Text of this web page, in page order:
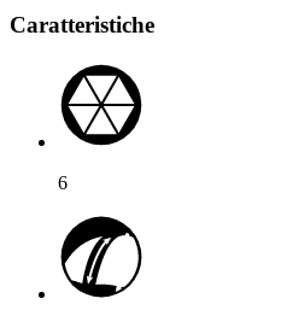
i
navigare
opzioni.
Caratteristiche
6